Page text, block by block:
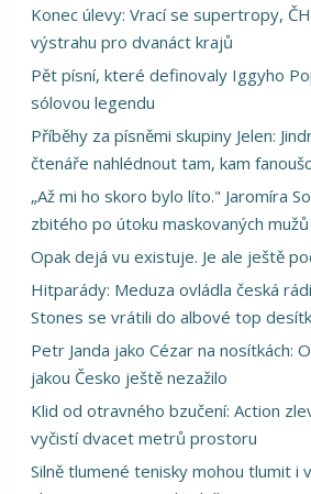
Konec úlevy: Vrací se supertropy,
výstrahu pro dvanáct krajů
Pět písní, které definovaly Iggyho
sólovou legendu
Příběhy za písněmi skupiny Jelen:
čtenáře nahlédnout tam, kam
„Až mi ho skoro bylo líto." Jaromíra
zbitého po útoku maskovaných mužů
Opak dejá vu existuje. Je ale ještě
Hitparády: Meduza ovládla česká
Stones se vrátili do albové top
Petr Janda jako Cézar na nosítkách:
jakou Česko ještě nezažilo
Klid od otravného bzučení: Action
vyčistí dvacet metrů prostoru
Silně tlumené tenisky mohou tlumit i